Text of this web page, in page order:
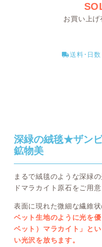
お買い上げ
送料･日数
深緑の絨毯★ザン
鉱物美
まるで絨毯のような深緑
ドマラカイト原石をご用意
表面に現れた微細な繊維状
ベット生地のように光を
ベット）マラカイト」と
い光沢を放ちます。